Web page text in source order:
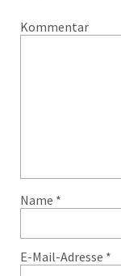
Kommentar
Name *
E-Mail-Adresse *